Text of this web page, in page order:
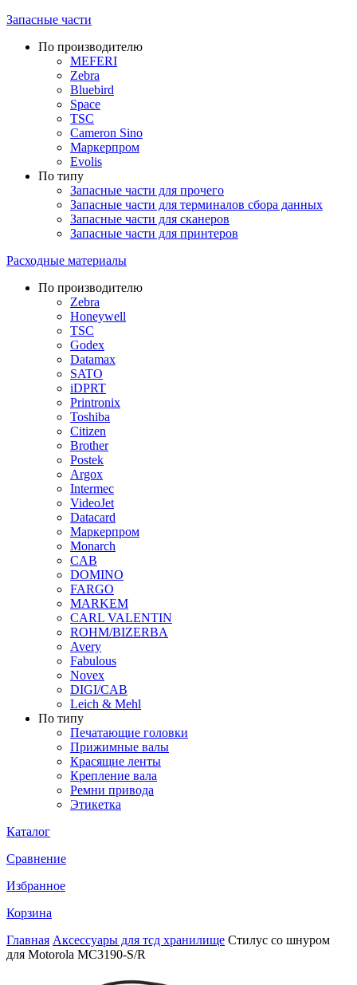
Запасные части
По производителю
MEFERI
Zebra
Bluebird
Space
TSC
Cameron Sino
Маркерпром
Evolis
По типу
Запасные части для прочего
Запасные части для терминалов сбора данных
Запасные части для сканеров
Запасные части для принтеров
Расходные материалы
По производителю
Zebra
Honeywell
TSC
Godex
Datamax
SATO
iDPRT
Printronix
Toshiba
Citizen
Brother
Postek
Argox
Intermec
VideoJet
Datacard
Маркерпром
Monarch
CAB
DOMINO
FARGO
MARKEM
CARL VALENTIN
ROHM/BIZERBA
Avery
Fabulous
Novex
DIGI/CAB
Leich & Mehl
По типу
Печатающие головки
Прижимные валы
Красящие ленты
Крепление вала
Ремни привода
Этикетка
Каталог
Сравнение
Избранное
Корзина
Главная Аксессуары для тсд хранилище Стилус со шнуром
для Motorola MC3190-S/R